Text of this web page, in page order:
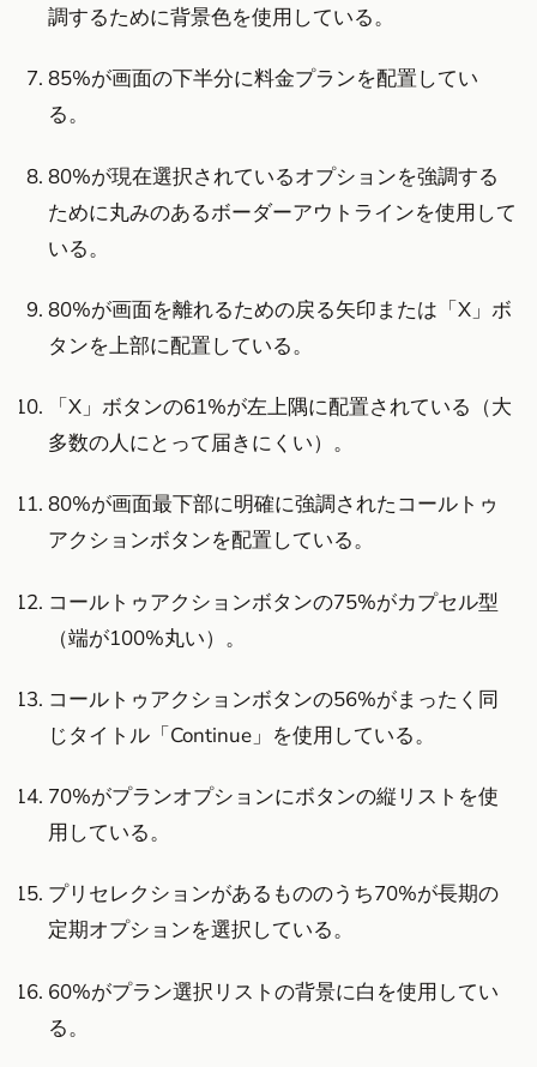
調するために背景色を使用している。
85%が画面の下半分に料金プランを配置してい
る。
80%が現在選択されているオプションを強調する
ために丸みのあるボーダーアウトラインを使用して
いる。
80%が画面を離れるための戻る矢印または「X」ボ
タンを上部に配置している。
「X」ボタンの61%が左上隅に配置されている（大
多数の人にとって届きにくい）。
80%が画面最下部に明確に強調されたコールトゥ
アクションボタンを配置している。
コールトゥアクションボタンの75%がカプセル型
（端が100%丸い）。
コールトゥアクションボタンの56%がまったく同
じタイトル「Continue」を使用している。
70%がプランオプションにボタンの縦リストを使
用している。
プリセレクションがあるもののうち70%が長期の
定期オプションを選択している。
60%がプラン選択リストの背景に白を使用してい
る。